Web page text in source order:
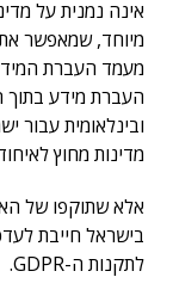
אינה נמנית על
מיוחד, שמאפשר
מעמד העברת
העברת מידע בתוך
ובינלאומית עבור
מדינות מחוץ
אלא שתוקפו של
בישראל חייבת
לתקנות ה-GDPR.